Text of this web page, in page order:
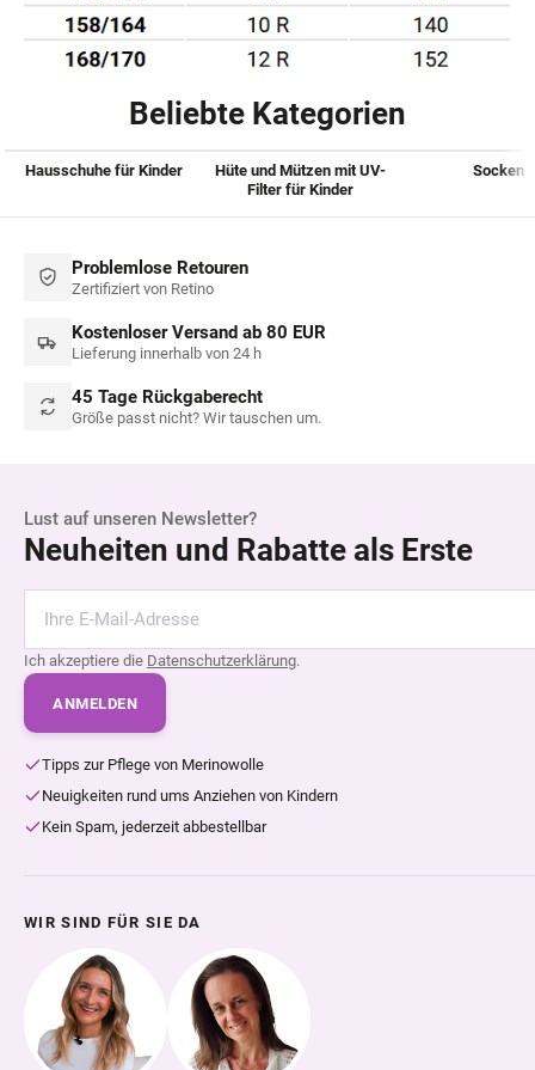
Beliebte Kategorien
Hausschuhe für Kinder
Hüte und Mützen mit UV-
Filter für Kinder
Socken
Problemlose Retouren
Zertifiziert von Retino
Kostenloser Versand ab 80 EUR
Lieferung innerhalb von 24 h
45 Tage Rückgaberecht
Größe passt nicht? Wir tauschen um.
Lust auf unseren Newsletter?
Neuheiten und Rabatte als Erste
Ich akzeptiere die Datenschutzerklärung.
ANMELDEN
Tipps zur Pflege von Merinowolle
Neuigkeiten rund ums Anziehen von Kindern
Kein Spam, jederzeit abbestellbar
WIR SIND FÜR SIE DA